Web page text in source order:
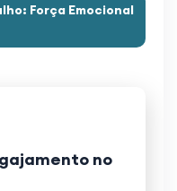
Força Emocional
no